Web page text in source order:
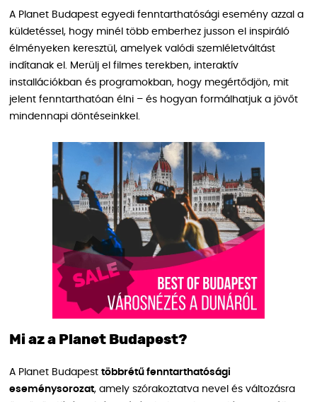
A Planet Budapest egyedi fenntarthatósági esemény azzal a
küldetéssel, hogy minél több emberhez jusson el inspiráló
élményeken keresztül, amelyek valódi szemléletváltást
indítanak el. Merülj el filmes terekben, interaktív
installációkban és programokban, hogy megértődjön, mit
jelent fenntarthatóan élni – és hogyan formálhatjuk a jövőt
mindennapi döntéseinkkel.
Mi az a Planet Budapest?
A Planet Budapest többrétű fenntarthatósági
eseménysorozat, amely szórakoztatva nevel és változásra